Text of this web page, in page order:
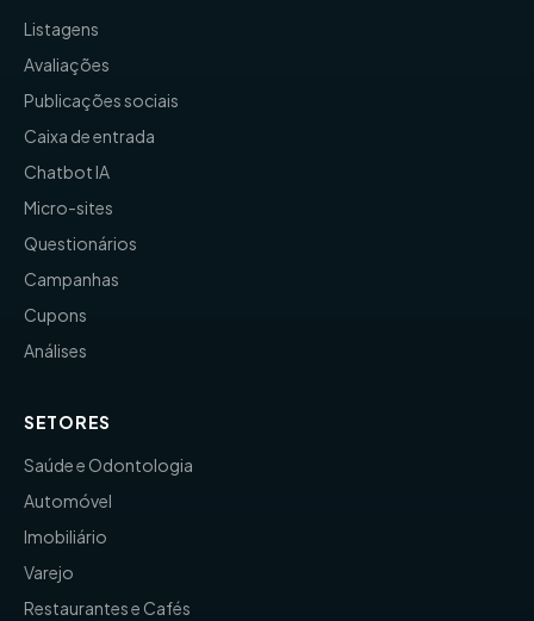
Listagens
Avaliações
Publicações sociais
Caixa de entrada
Chatbot IA
Micro-sites
Questionários
Campanhas
Cupons
Análises
SETORES
Saúde e Odontologia
Automóvel
Imobiliário
Varejo
Restaurantes e Cafés